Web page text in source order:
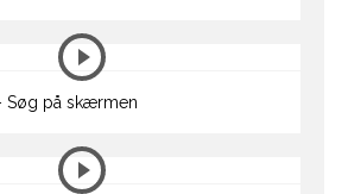
Søg på skærmen